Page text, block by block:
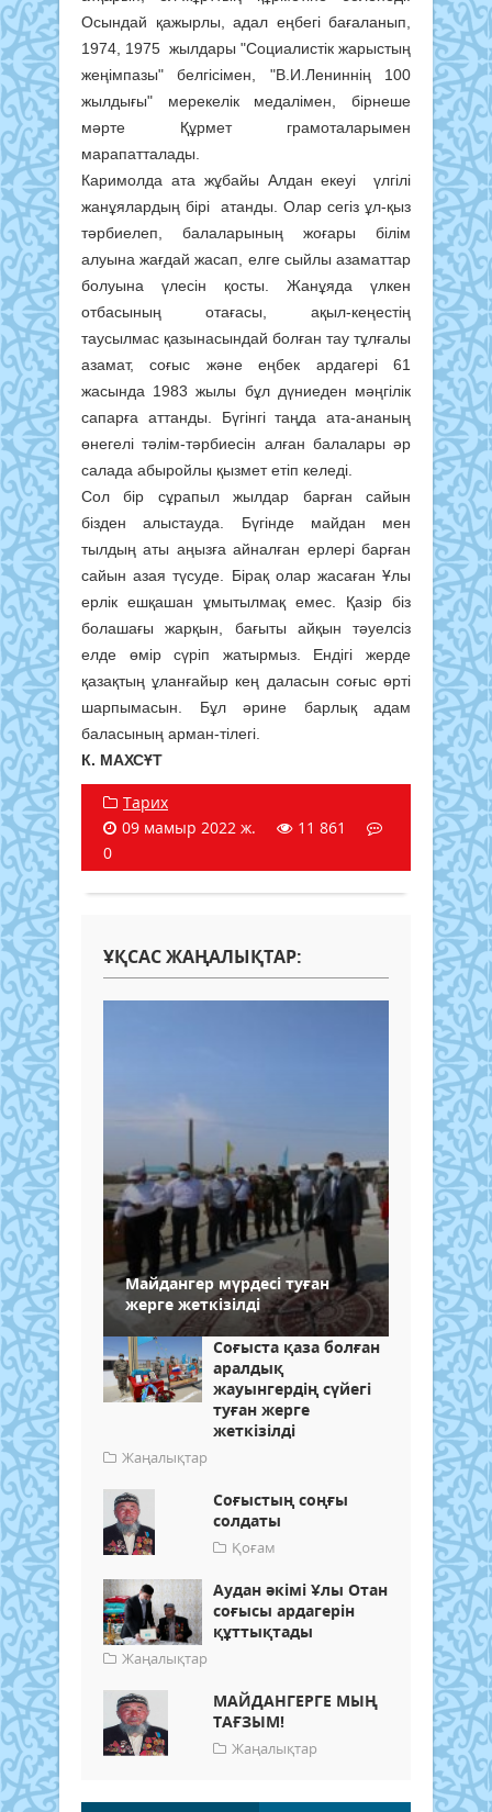
Осындай қажырлы, адал еңбегі бағаланып,
1974, 1975 жылдары "Социалистік жарыстың
жеңімпазы" белгісімен, "В.И.Лениннің 100
жылдығы" мерекелік медалімен, бірнеше
мәрте Құрмет грамоталарымен
марапатталады.
Каримолда ата жұбайы Алдан екеуі үлгілі
жанұялардың бірі атанды. Олар сегіз ұл-қыз
тәрбиелеп, балаларының жоғары білім
алуына жағдай жасап, елге сыйлы азаматтар
болуына үлесін қосты. Жанұяда үлкен
отбасының отағасы, ақыл-кеңестің
таусылмас қазынасындай болған тау тұлғалы
азамат, соғыс және еңбек ардагері 61
жасында 1983 жылы бұл дүниеден мәңгілік
сапарға аттанды. Бүгінгі таңда ата-ананың
өнегелі тәлім-тәрбиесін алған балалары әр
салада абыройлы қызмет етіп келеді.
Сол бір сұрапыл жылдар барған сайын
бізден алыстауда. Бүгінде майдан мен
тылдың аты аңызға айналған ерлері барған
сайын азая түсуде. Бірақ олар жасаған Ұлы
ерлік ешқашан ұмытылмақ емес. Қазір біз
болашағы жарқын, бағыты айқын тәуелсіз
елде өмір сүріп жатырмыз. Ендігі жерде
қазақтың ұланғайыр кең даласын соғыс өрті
шарпымасын. Бұл әрине барлық адам
баласының арман-тілегі.
К. МАХСҰТ
Тарих
09 мамыр 2022 ж.
11 861
0
ҰҚСАС ЖАҢАЛЫҚТАР:
Майдангер мүрдесі туған
жерге жеткізілді
Соғыста қаза болған
аралдық
жауынгердің сүйегі
туған жерге
жеткізілді
Жаңалықтар
Соғыстың соңғы
солдаты
Қоғам
Аудан әкімі Ұлы Отан
соғысы ардагерін
құттықтады
Жаңалықтар
МАЙДАНГЕРГЕ МЫҢ
ТАҒЗЫМ!
Жаңалықтар